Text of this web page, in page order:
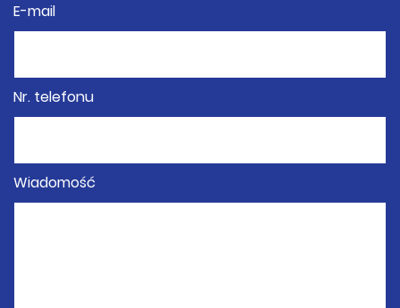
E-mail
Nr. telefonu
Wiadomość